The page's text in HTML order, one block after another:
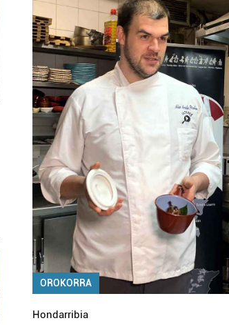
OROKORRA
Hondarribia
Osasungintza
BAT KIROL ETA OSASUN
ZENTROA